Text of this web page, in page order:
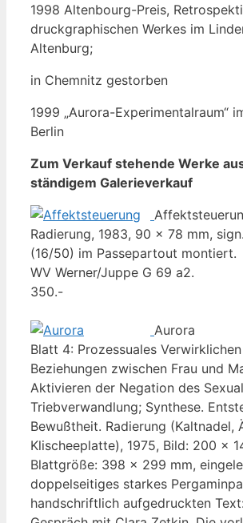
1998 Altenbourg-Preis,
druckgraphischen Werkes im
Altenburg;
in Chemnitz gestorben
1999 „Aurora-Experimentalraum“
Berlin
Zum Verkauf stehende Werke
ständigem Galerieverkauf
Radierung, 1983, 90 x 78 mm,
(16/50) im Passepartout montiert.
WV Werner/Juppe G 69 a2.
350.-
Aurora
Blatt 4: Prozessuales
Beziehungen zwischen Frau und
Aktivieren der Negation des
Triebverwandlung; Synthese.
Bewußtheit. Radierung (Kaltnadel,
Klischeeplatte), 1975, Bild: 200 x
Blattgröße: 398 x 299 mm,
doppelseitiges starkes
handschriftlich aufgedruckten